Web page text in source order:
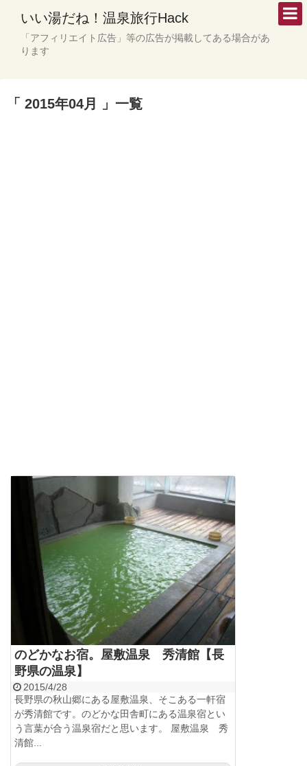
いい湯だね！温泉旅行Hack
「アフィリエイト広告」等の広告が掲載してある場合があ
ります
「 2015年04月 」一覧
のどかなお宿。屋敷温泉 秀清館【長
野県の温泉】
2015/4/28
長野県の秋山郷にある屋敷温泉、そこある一軒宿
が秀清館です。のどかな田舎町にある温泉宿とい
う言葉が合う温泉宿だと思います。 屋敷温泉 秀
清館...